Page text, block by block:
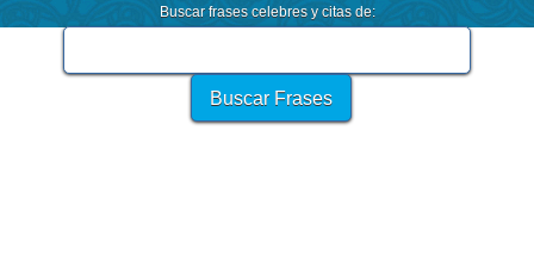
Buscar frases celebres y citas de: